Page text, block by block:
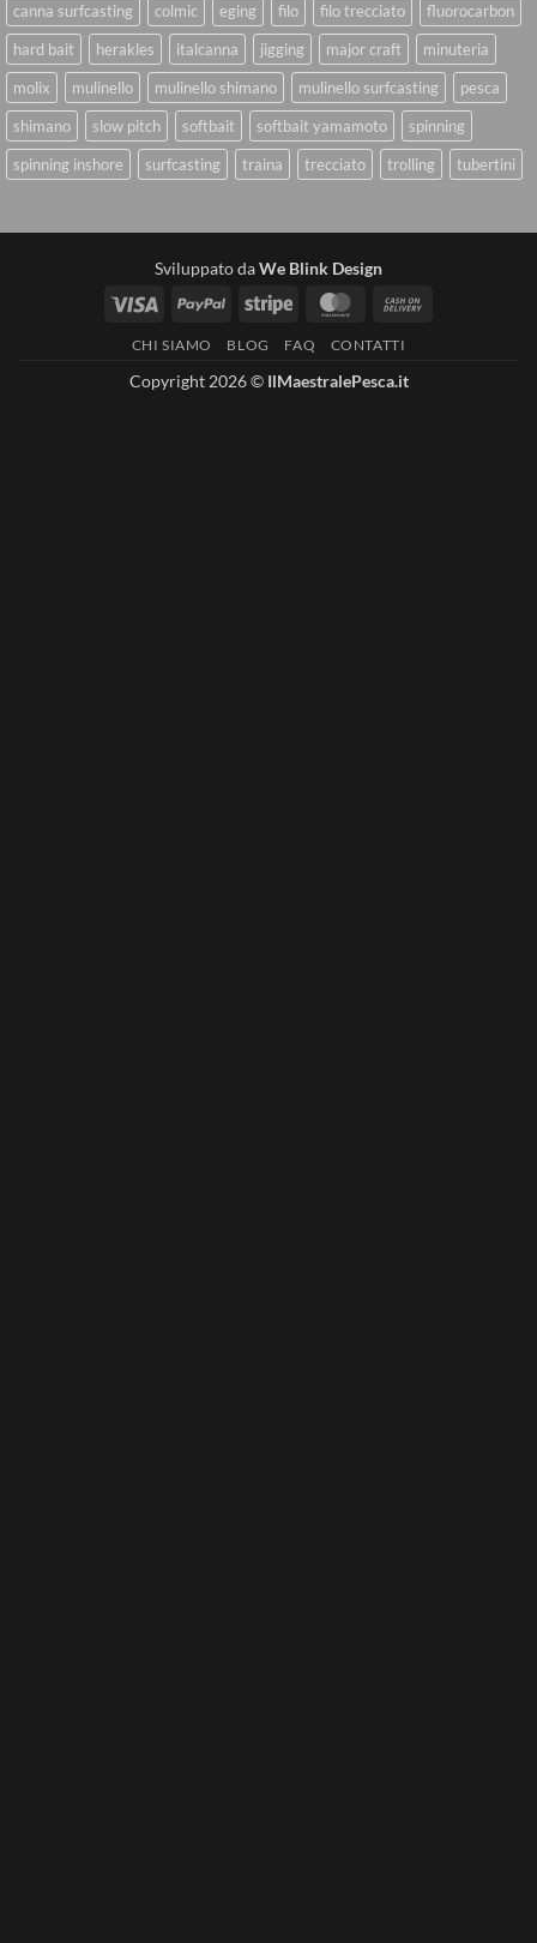
canna surfcasting
colmic eging filo filo trecciato
fluorocarbon
hard bait
herakles italcanna jigging major craft
minuteria
molix
mulinello mulinello shimano mulinello surfcasting
pesca
shimano
slow pitch softbait softbait yamamoto
spinning
spinning inshore
surfcasting traina trecciato trolling tubertini
Sviluppato daWe Blink Design
Visa
PayPal Stripe MasterCard
CHI SIAMO BLOG FAQ CONTATTI
Copyright 2026 © IlMaestralePesca.it